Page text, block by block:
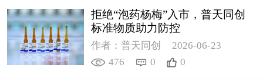
拒绝“泡药杨梅”入市，普天同创
标准物质助力防控
作者：普天同创
2026-06-23
476
0 0